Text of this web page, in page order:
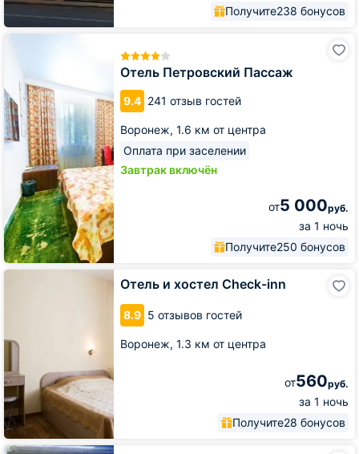
Получите238 бонусов
Отель Петровский Пассаж
9.4 241 отзыв гостей
Воронеж, 1.6 км от центра
Оплата при заселении
Завтрак включён
от5 000руб.
за 1 ночь
Получите250 бонусов
Отель и хостел Check-inn
8.9 5 отзывов гостей
Воронеж, 1.3 км от центра
от560руб.
за 1 ночь
Получите28 бонусов
Отель
Гостиница